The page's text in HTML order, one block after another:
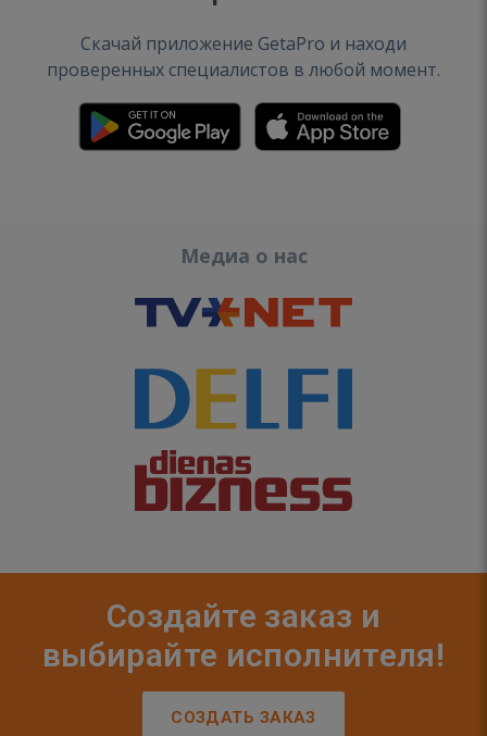
Скачай приложение GetaPro и находи
проверенных специалистов в любой момент.
Медиа о нас
Создайте заказ и
выбирайте исполнителя!
СОЗДАТЬ ЗАКАЗ